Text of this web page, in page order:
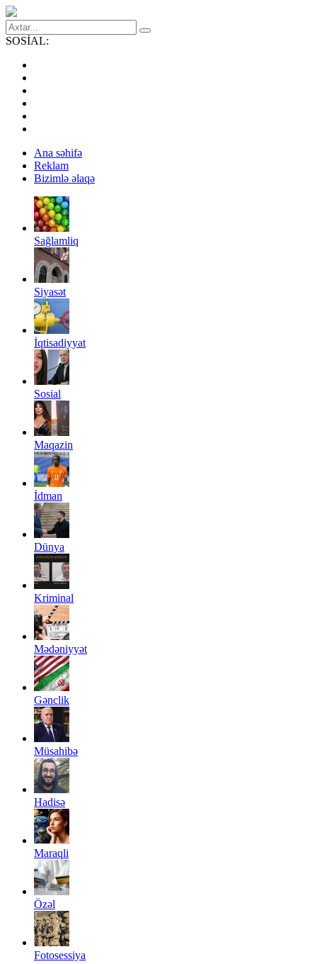
SOSİAL:
Ana səhifə
Reklam
Bizimlə əlaqə
Sağlamliq
Siyasət
İqtisadiyyat
Sosial
Maqazin
İdman
Dünya
Kriminal
Mədəniyyət
Gənclik
Müsahibə
Hadisə
Maraqli
Özəl
Fotosessiya